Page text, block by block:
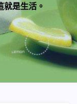
是生活。